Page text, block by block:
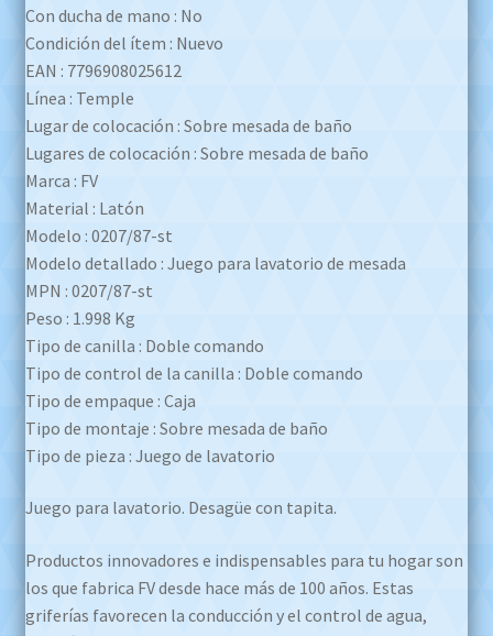
Con ducha de mano : No
Condición del ítem : Nuevo
EAN : 7796908025612
Línea : Temple
Lugar de colocación : Sobre mesada de baño
Lugares de colocación : Sobre mesada de baño
Marca : FV
Material : Latón
Modelo : 0207/87-st
Modelo detallado : Juego para lavatorio de mesada
MPN : 0207/87-st
Peso : 1.998 Kg
Tipo de canilla : Doble comando
Tipo de control de la canilla : Doble comando
Tipo de empaque : Caja
Tipo de montaje : Sobre mesada de baño
Tipo de pieza : Juego de lavatorio
Juego para lavatorio. Desagüe con tapita.
Productos innovadores e indispensables para tu hogar son
los que fabrica FV desde hace más de 100 años. Estas
griferías favorecen la conducción y el control de agua,